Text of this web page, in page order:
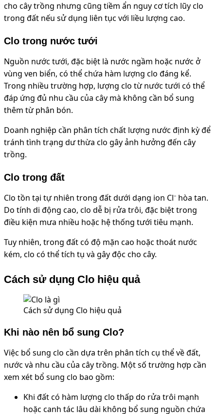
cho cây trồng nhưng cũng tiềm ẩn nguy cơ tích lũy clo
trong đất nếu sử dụng liên tục với liều lượng cao.
Clo trong nước tưới
Nguồn nước tưới, đặc biệt là nước ngầm hoặc nước ở
vùng ven biển, có thể chứa hàm lượng clo đáng kể.
Trong nhiều trường hợp, lượng clo từ nước tưới có thể
đáp ứng đủ nhu cầu của cây mà không cần bổ sung
thêm từ phân bón.
Doanh nghiệp cần phân tích chất lượng nước định kỳ để
tránh tình trạng dư thừa clo gây ảnh hưởng đến cây
trồng.
Clo trong đất
Clo tồn tại tự nhiên trong đất dưới dạng ion Cl⁻ hòa tan.
Do tính di động cao, clo dễ bị rửa trôi, đặc biệt trong
điều kiện mưa nhiều hoặc hệ thống tưới tiêu mạnh.
Tuy nhiên, trong đất có độ mặn cao hoặc thoát nước
kém, clo có thể tích tụ và gây độc cho cây.
Cách sử dụng Clo hiệu quả
Cách sử dụng Clo hiệu quả
Khi nào nên bổ sung Clo?
Việc bổ sung clo cần dựa trên phân tích cụ thể về đất,
nước và nhu cầu của cây trồng. Một số trường hợp cần
xem xét bổ sung clo bao gồm:
Khi đất có hàm lượng clo thấp do rửa trôi mạnh
hoặc canh tác lâu dài không bổ sung nguồn chứa